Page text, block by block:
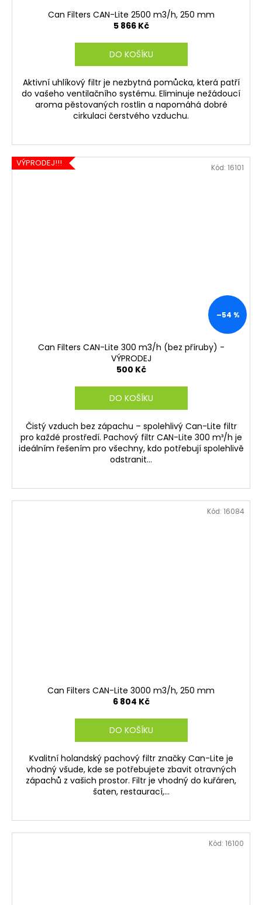
Can Filters CAN-Lite 2500 m3/h, 250 mm
5 866 Kč
DO KOŠÍKU
Aktivní uhlíkový filtr je nezbytná pomůcka, která patří
do vašeho ventilačního systému. Eliminuje nežádoucí
aroma pěstovaných rostlin a napomáhá dobré
cirkulaci čerstvého vzduchu.
VÝPRODEJ!!!
–54 %
Can Filters CAN-Lite 300 m3/h (bez příruby) -
VÝPRODEJ
500 Kč
DO KOŠÍKU
Čistý vzduch bez zápachu – spolehlivý Can-Lite filtr
pro každé prostředí. Pachový filtr CAN-Lite 300 m³/h je
ideálním řešením pro všechny, kdo potřebují spolehlivě
odstranit...
Kód: 16101
Can Filters CAN-Lite 3000 m3/h, 250 mm
6 804 Kč
DO KOŠÍKU
Kvalitní holandský pachový filtr značky Can-Lite je
vhodný všude, kde se potřebujete zbavit otravných
zápachů z vašich prostor. Filtr je vhodný do kuřáren,
šaten, restaurací,...
Kód: 16084
Kód: 16100